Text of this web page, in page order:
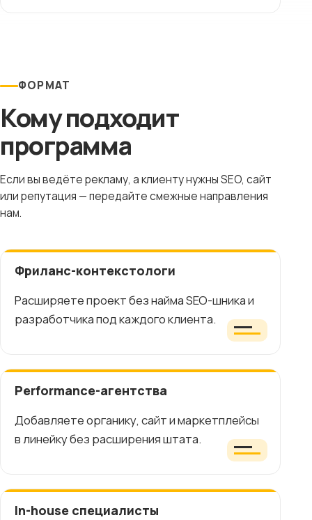
ФОРМАТ
Кому подходит
программа
Если вы ведёте рекламу, а клиенту нужны SEO, сайт
или репутация — передайте смежные направления
нам.
Фриланс-контекстологи
Расширяете проект без найма SEO-шника и
разработчика под каждого клиента.
Performance-агентства
Добавляете органику, сайт и маркетплейсы
в линейку без расширения штата.
In-house специалисты